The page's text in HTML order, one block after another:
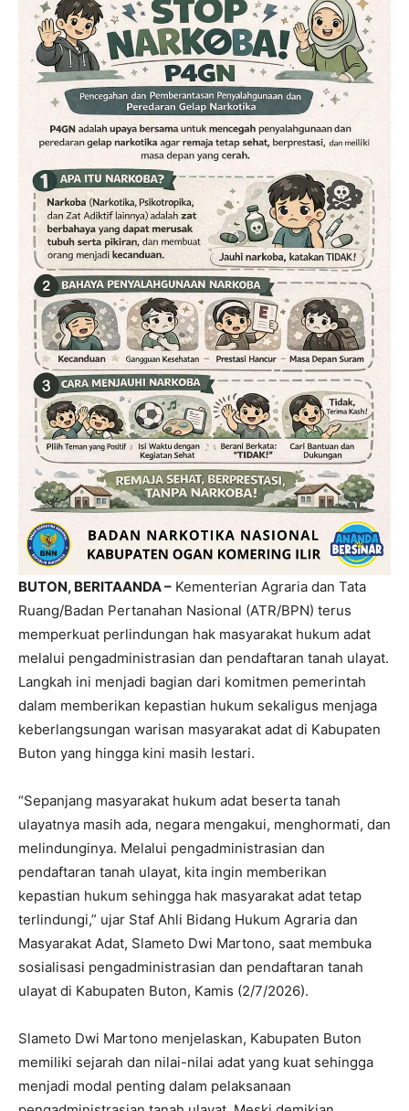
BUTON, BERITAANDA – Kementerian Agraria dan Tata
Ruang/Badan Pertanahan Nasional (ATR/BPN) terus
memperkuat perlindungan hak masyarakat hukum adat
melalui pengadministrasian dan pendaftaran tanah ulayat.
Langkah ini menjadi bagian dari komitmen pemerintah
dalam memberikan kepastian hukum sekaligus menjaga
keberlangsungan warisan masyarakat adat di Kabupaten
Buton yang hingga kini masih lestari.
“Sepanjang masyarakat hukum adat beserta tanah
ulayatnya masih ada, negara mengakui, menghormati, dan
melindunginya. Melalui pengadministrasian dan
pendaftaran tanah ulayat, kita ingin memberikan
kepastian hukum sehingga hak masyarakat adat tetap
terlindungi,” ujar Staf Ahli Bidang Hukum Agraria dan
Masyarakat Adat, Slameto Dwi Martono, saat membuka
sosialisasi pengadministrasian dan pendaftaran tanah
ulayat di Kabupaten Buton, Kamis (2/7/2026).
Slameto Dwi Martono menjelaskan, Kabupaten Buton
memiliki sejarah dan nilai-nilai adat yang kuat sehingga
menjadi modal penting dalam pelaksanaan